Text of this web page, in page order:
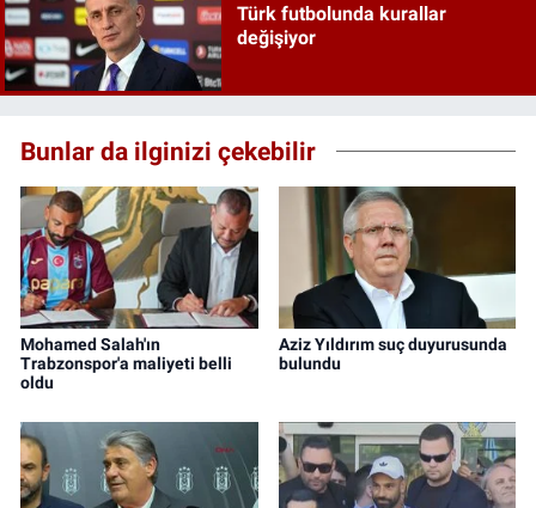
Türk futbolunda kurallar
değişiyor
Bunlar da ilginizi çekebilir
Mohamed Salah'ın
Trabzonspor'a maliyeti belli
oldu
Aziz Yıldırım suç duyurusunda
bulundu